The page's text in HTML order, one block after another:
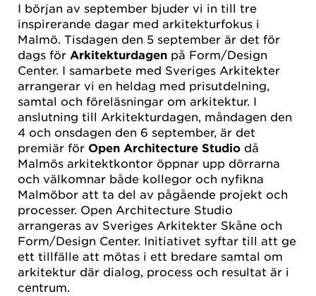
I början av september bjuder vi in till tre
inspirerande dagar med arkitekturfokus i
Malmö. Tisdagen den 5 september är det för
dags för Arkitekturdagen på Form/Design
Center. I samarbete med Sveriges Arkitekter
arrangerar vi en heldag med prisutdelning,
samtal och föreläsningar om arkitektur. I
anslutning till Arkitekturdagen, måndagen den
4 och onsdagen den 6 september, är det
premiär för Open Architecture Studio då
Malmös arkitektkontor öppnar upp dörrarna
och välkomnar både kollegor och nyfikna
Malmöbor att ta del av pågående projekt och
processer. Open Architecture Studio
arrangeras av Sveriges Arkitekter Skåne och
Form/Design Center. Initiativet syftar till att ge
ett tillfälle att mötas i ett bredare samtal om
arkitektur där dialog, process och resultat är i
centrum.